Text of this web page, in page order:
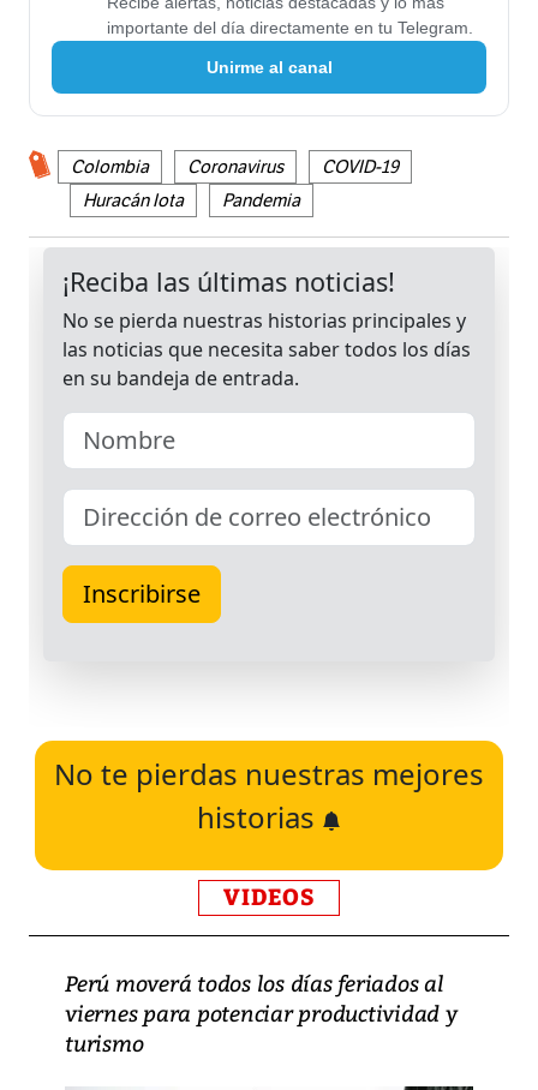
importante del día directamente en tu Telegram.
Unirme al canal
Colombia Coronavirus
COVID-19
Huracán Iota
Pandemia
No te pierdas nuestras mejores
historias
VIDEOS
Perú moverá todos los días feriados al
viernes para potenciar productividad y
turismo